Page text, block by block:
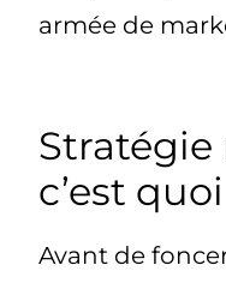
armée de
c’est
Avant de